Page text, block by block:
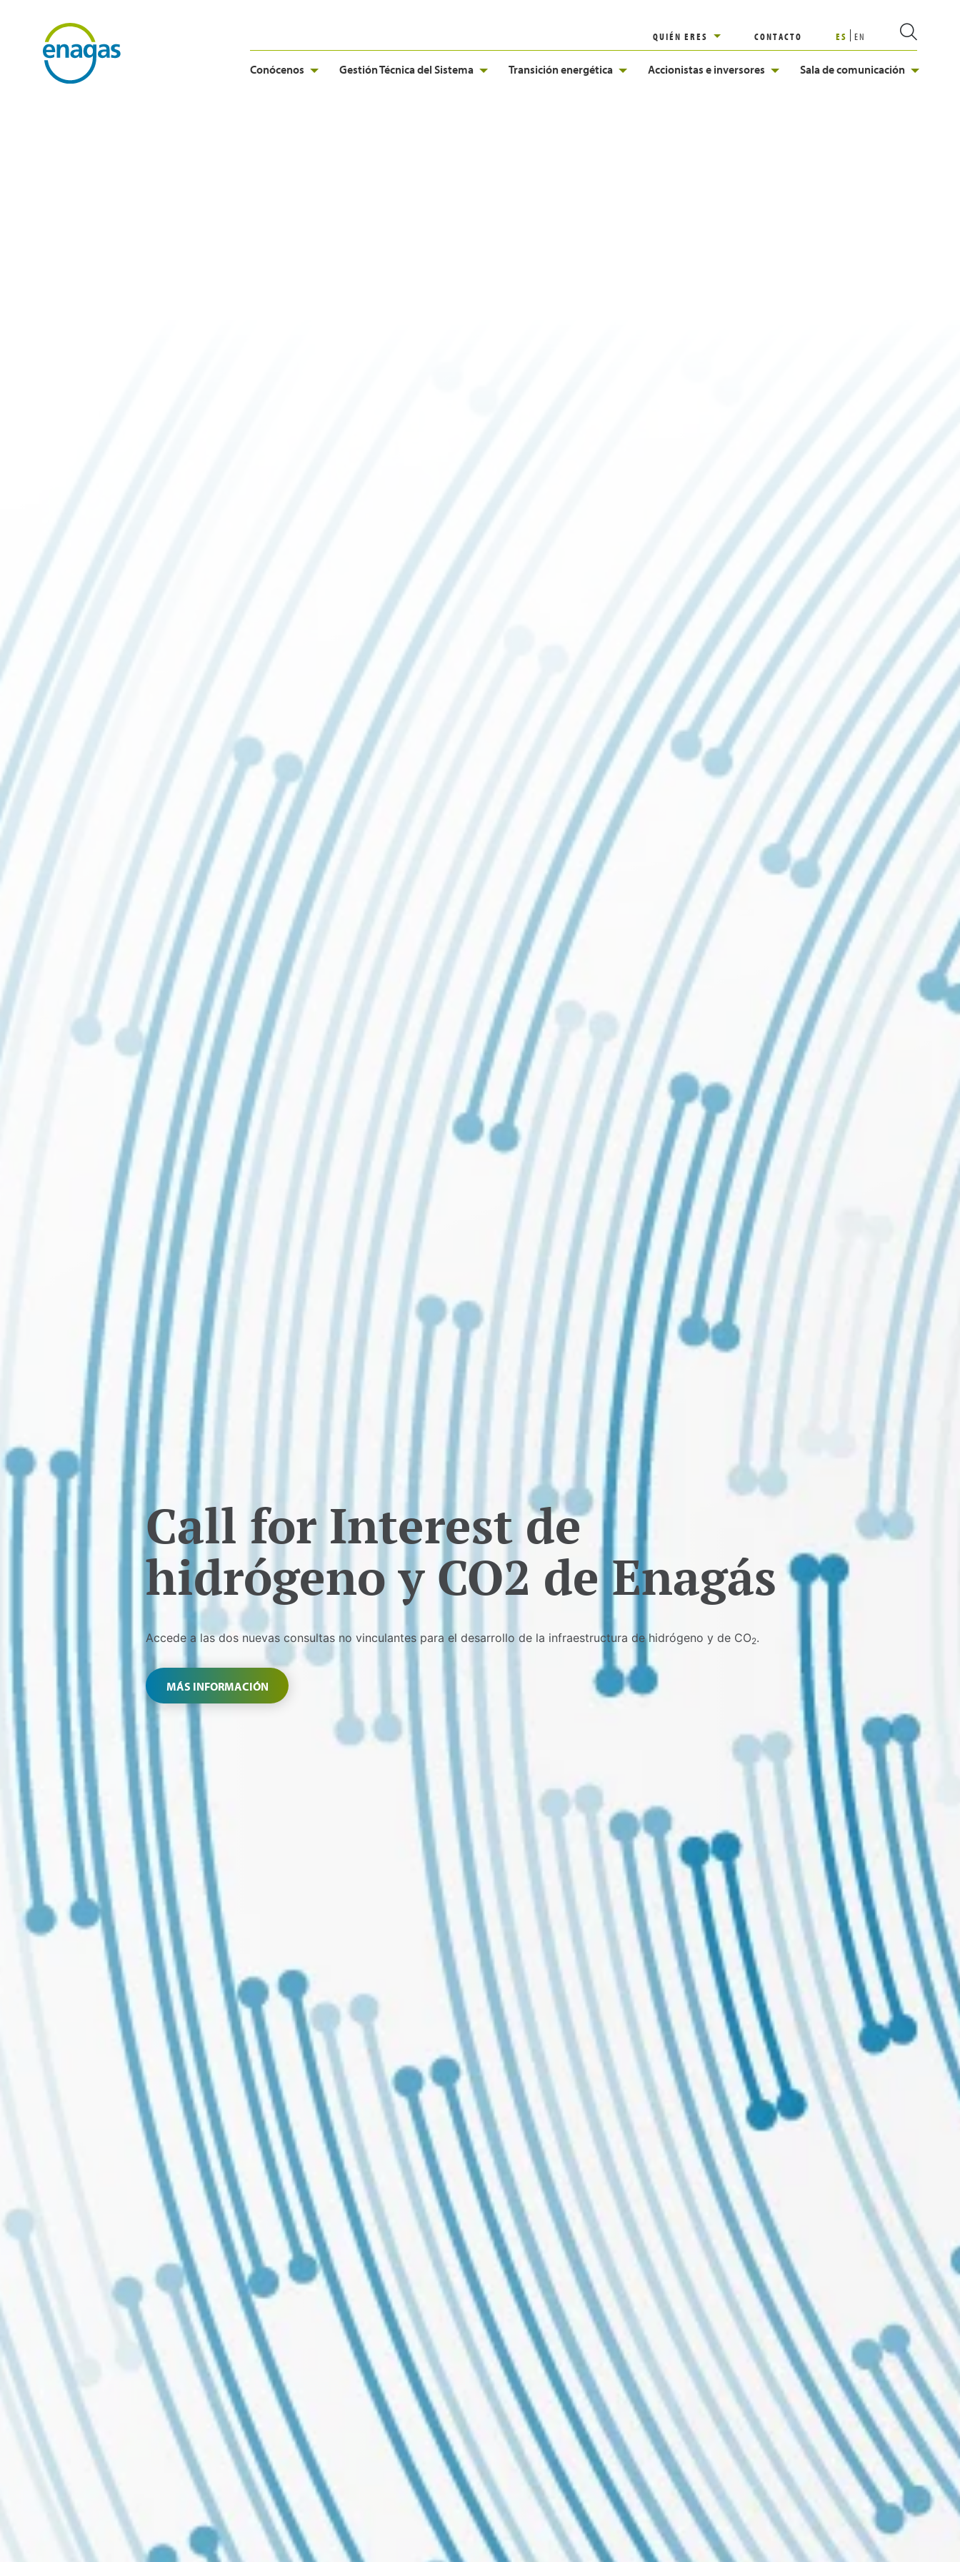
QUIÉN ERES CONTACTO ES EN
Conócenos Gestión Técnica del Sistema Transición energética Accionistas e inversores Sala de comunicación
Call for Interest de
hidrógeno y CO2 de Enagás
Accede a las dos nuevas consultas no vinculantes para el desarrollo de la infraestructura de hidrógeno y de CO2.
MÁS INFORMACIÓN